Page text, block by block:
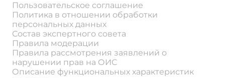
Пользовательское соглашение
Политика в отношении обработки
персональных данных
Состав экспертного совета
Правила модерации
Правила рассмотрения заявлений о
нарушении прав на ОИС
Описание функциональных характеристик